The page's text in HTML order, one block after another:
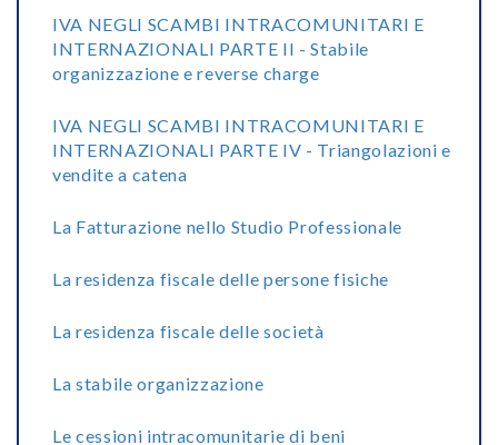
IVA NEGLI SCAMBI INTRACOMUNITARI E
INTERNAZIONALI PARTE II - Stabile
organizzazione e reverse charge
IVA NEGLI SCAMBI INTRACOMUNITARI E
INTERNAZIONALI PARTE IV - Triangolazioni e
vendite a catena
La Fatturazione nello Studio Professionale
La residenza fiscale delle persone fisiche
La residenza fiscale delle società
La stabile organizzazione
Le cessioni intracomunitarie di beni